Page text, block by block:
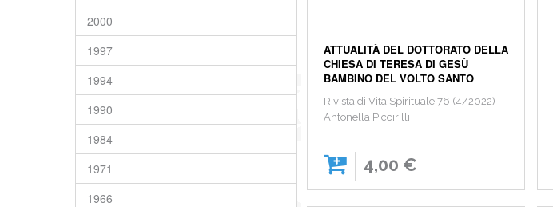
2000
1997
1994
1990
1984
1971
1966
ATTUALITÀ DEL DOTTORATO DELLA
CHIESA DI TERESA DI GESÙ
BAMBINO DEL VOLTO SANTO
Rivista di Vita Spirituale 76 (4/2022)
Antonella Piccirilli
4,00 €